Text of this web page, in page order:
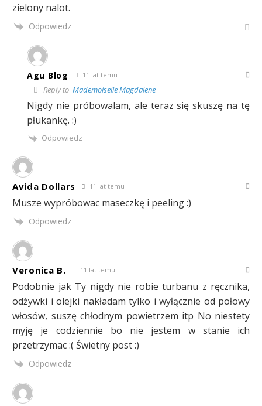
zielony nalot.
Odpowiedz
Agu Blog 11 lat temu
Reply to Mademoiselle Magdalene
Nigdy nie próbowalam, ale teraz się skuszę na tę
płukankę. :)
Odpowiedz
Avida Dollars 11 lat temu
Musze wypróbowac maseczkę i peeling :)
Odpowiedz
Veronica B. 11 lat temu
Podobnie jak Ty nigdy nie robie turbanu z ręcznika,
odżywki i olejki nakładam tylko i wyłącznie od połowy
włosów, suszę chłodnym powietrzem itp No niestety
myję je codziennie bo nie jestem w stanie ich
przetrzymac :( Świetny post :)
Odpowiedz